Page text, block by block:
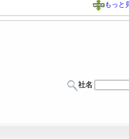
もっと
社名